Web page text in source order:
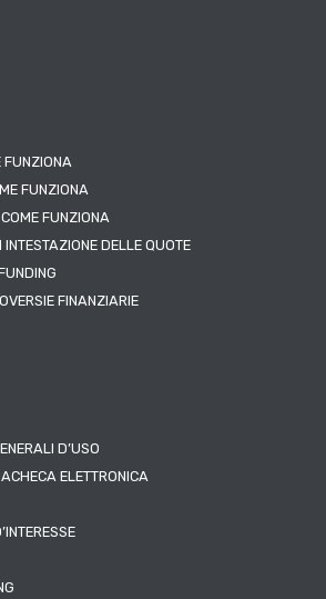
FUNZIONA
FUNZIONA
FUNZIONA
INTESTAZIONE DELLE QUOTE
FINANZIARIE
D’USO
ELETTRONICA